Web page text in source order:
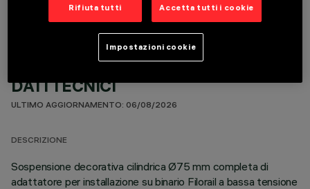
DATI TECNICI
ULTIMO AGGIORNAMENTO: 06/08/2026
DESCRIZIONE
Sospensione decorativa cilindrica Ø75 mm completa di
adattatore per installazione su binario Filorail a bassa tensione
Rifiuta tutti Accetta tutti i cookie
Impostazioni cookie